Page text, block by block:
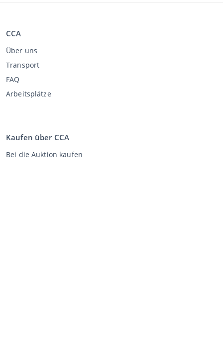
CCA
Über uns
Transport
FAQ
Arbeitsplätze
Kaufen über CCA
Bei die Auktion kaufen